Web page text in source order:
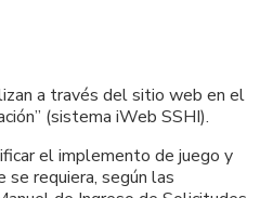
a través del sitio web en el
(sistema iWeb SSHI).
el implemento de juego y
requiera, según las